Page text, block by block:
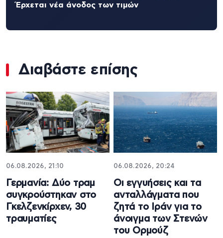
Έρχεται νέα άνοδος των τιμών
Διαβάστε επίσης
06.08.2026, 21:10
Γερμανία: Δύο τραμ
συγκρούστηκαν στο
Γκελζενκίρχεν, 30
τραυματίες
06.08.2026, 20:24
Οι εγγυήσεις και τα
ανταλλάγματα που
ζητά το Ιράν για το
άνοιγμα των Στενών
του Ορμούζ